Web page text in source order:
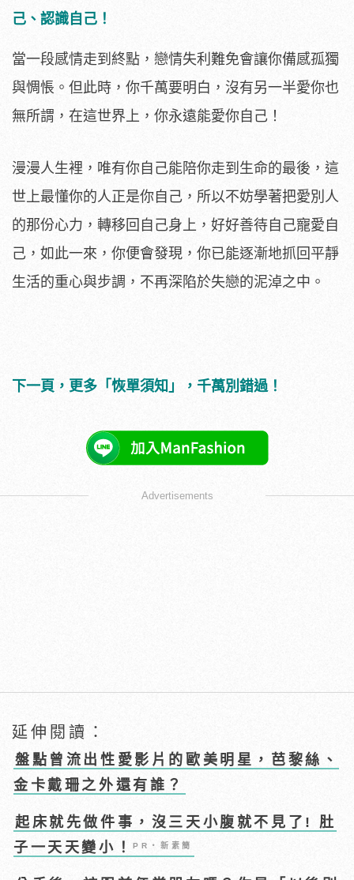
己、認識自己！
當一段感情走到終點，戀情失利難免會讓你備感孤獨
與惆悵。但此時，你千萬要明白，沒有另一半愛你也
無所謂，在這世界上，你永遠能愛你自己！
漫漫人生裡，唯有你自己能陪你走到生命的最後，這
世上最懂你的人正是你自己，所以不妨學著把愛別人
的那份心力，轉移回自己身上，好好善待自己寵愛自
己，如此一來，你便會發現，你已能逐漸地抓回平靜
生活的重心與步調，不再深陷於失戀的泥淖之中。
下一頁，更多「恢單須知」，千萬別錯過！
Advertisements
延伸閱讀：
盤點曾流出性愛影片的歐美明星，芭黎絲、
金卡戴珊之外還有誰？
起床就先做件事，沒三天小腹就不見了! 肚
子一天天變小！PR・新素簡